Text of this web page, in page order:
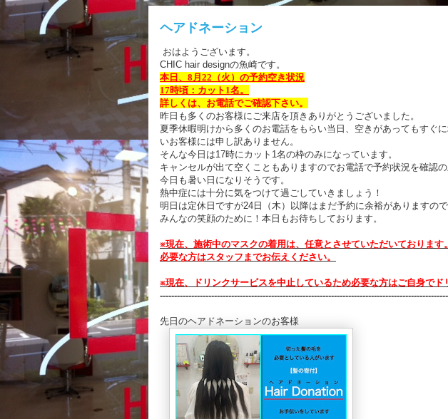
ヘアドネーション
おはようございます。
CHIC hair designの魚崎です。
本日、8月22（火 ） の予約空き状況
17時頃：カット1名。
詳しくは、お電話でご確認下さい。
昨日も多くのお客様にご来店を頂きありがとうございました。
夏季休暇明けから多くのお電話をもらい当日、空きがあってもすぐ
いお客様には申し訳ありません。
そんな今日は17時にカット1名の枠のみになっています。
キャンセルが出て空くこともありますのでお電話で予約状況を確認の
今日も暑い日になりそうです。
熱中症には十分に気をつけて過ごしていきましょう！
明日は定休日ですが24日（木）以降はまだ予約に余裕がありますので
みんなの笑顔のために！本日もお待ちしております。
※現在、施術中のマスクの着用は、任意とさせていただいております。
必要な方はスタッフまでお伝えください。
※現在、ドリンクサービスを中止しているため必要な方はご自身でド
先日のヘアドネーションのお客様